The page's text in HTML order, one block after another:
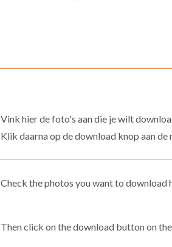
Vink hier de foto's aan die je wilt
Klik daarna op de download knop aan de
Check the photos you want to download
Then click on the download button on